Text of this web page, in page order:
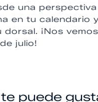
una
en tu calendario
¡Nos
julio!
te puede